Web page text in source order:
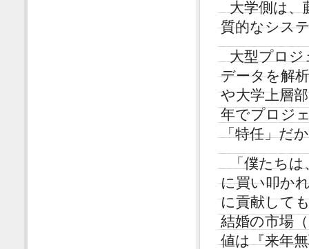
大学側は、
質的なシス
大型プロジ
データを解
や大学上層
年でプロジ
「特任」だ
「僕たち
に買い叩か
に貢献して
結婚の市場
値は『来年